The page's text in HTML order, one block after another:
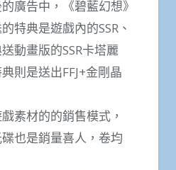
廣告中，《碧藍幻想》
特典是遊戲內的SSR、
動畫版的SSR卡塔麗
則是送出FFJ+金剛晶
素材的的銷售模式，
也是銷量喜人，卷均